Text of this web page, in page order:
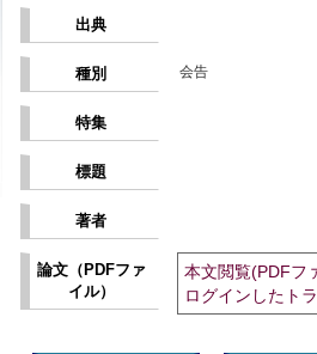
出典
種別 会告
特集
標題
著者
論文（PDFファ
イル）
本文閲覧(PDFフ
ログインしたト